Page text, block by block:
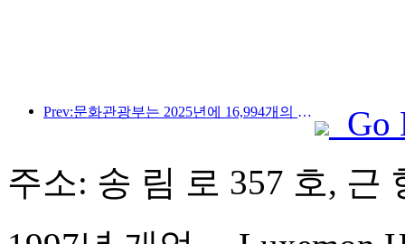
Prev:문화관광부는 2025년에 16,994개의 A급 관광지에 75억 1천만 명의 관광객이 방문하여 5,544억 9천만 위안의 관광 수입을 올릴 것으로 예상한다고 발표했습니다.
Go
주소: 송 림 로 357 호, 근